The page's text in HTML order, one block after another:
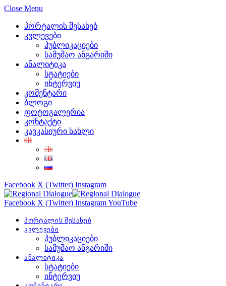
Close Menu
პორტალის შესახებ
კვლევები
პუბლიკაციები
სამუშაო ანგარიში
ანალიტიკა
სტატიები
ინტერვიუ
კომენტარი
ბლოგი
ფოტოგალერია
კონტაქტი
კავკასიური სახლი
Facebook X (Twitter) Instagram
Facebook X (Twitter) InstagramYouTube
პორტალის შესახებ
კვლევები
პუბლიკაციები
სამუშაო ანგარიში
ანალიტიკა
სტატიები
ინტერვიუ